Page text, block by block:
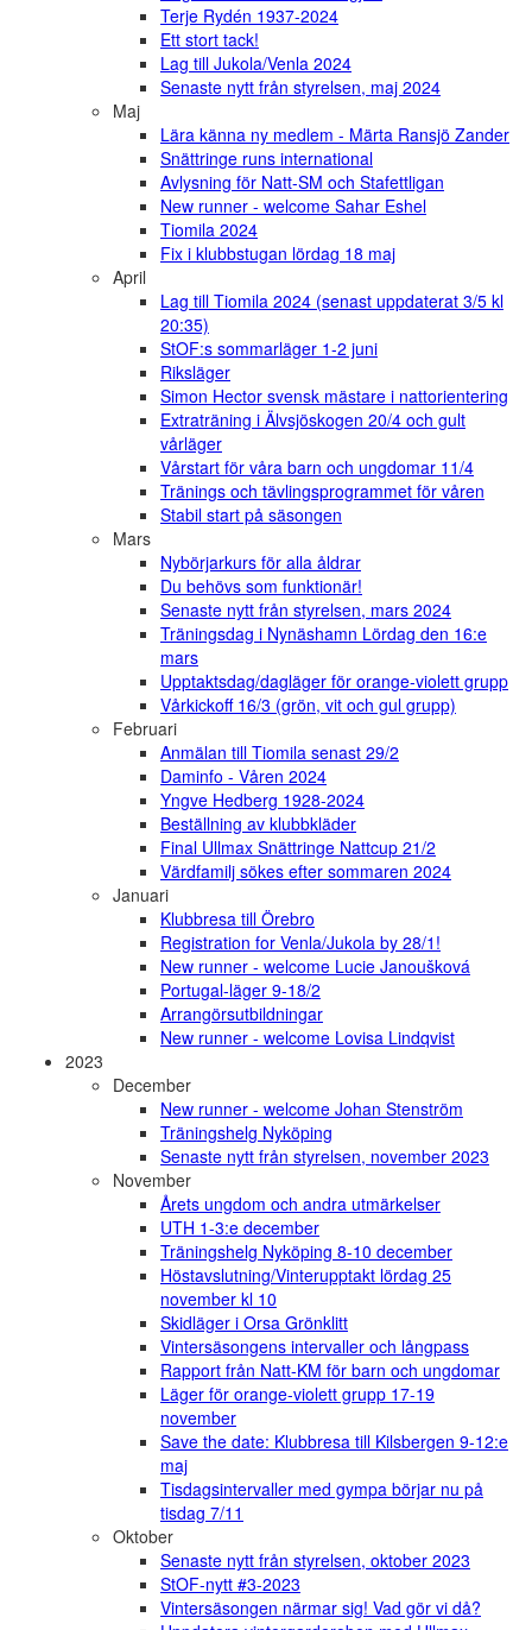
Terje Rydén 1937-2024
Ett stort tack!
Lag till Jukola/Venla 2024
Senaste nytt från styrelsen, maj 2024
Maj
Lära känna ny medlem - Märta Ransjö Zander
Snättringe runs international
Avlysning för Natt-SM och Stafettligan
New runner - welcome Sahar Eshel
Tiomila 2024
Fix i klubbstugan lördag 18 maj
April
Lag till Tiomila 2024 (senast uppdaterat 3/5 kl
20:35)
StOF:s sommarläger 1-2 juni
Riksläger
Simon Hector svensk mästare i nattorientering
Extraträning i Älvsjöskogen 20/4 och gult
vårläger
Vårstart för våra barn och ungdomar 11/4
Tränings och tävlingsprogrammet för våren
Stabil start på säsongen
Mars
Nybörjarkurs för alla åldrar
Du behövs som funktionär!
Senaste nytt från styrelsen, mars 2024
Träningsdag i Nynäshamn Lördag den 16:e
mars
Upptaktsdag/dagläger för orange-violett grupp
Vårkickoff 16/3 (grön, vit och gul grupp)
Februari
Anmälan till Tiomila senast 29/2
Daminfo - Våren 2024
Yngve Hedberg 1928-2024
Beställning av klubbkläder
Final Ullmax Snättringe Nattcup 21/2
Värdfamilj sökes efter sommaren 2024
Januari
Klubbresa till Örebro
Registration for Venla/Jukola by 28/1!
New runner - welcome Lucie Janoušková
Portugal-läger 9-18/2
Arrangörsutbildningar
New runner - welcome Lovisa Lindqvist
2023
December
New runner - welcome Johan Stenström
Träningshelg Nyköping
Senaste nytt från styrelsen, november 2023
November
Årets ungdom och andra utmärkelser
UTH 1-3:e december
Träningshelg Nyköping 8-10 december
Höstavslutning/Vinterupptakt lördag 25
november kl 10
Skidläger i Orsa Grönklitt
Vintersäsongens intervaller och långpass
Rapport från Natt-KM för barn och ungdomar
Läger för orange-violett grupp 17-19
november
Save the date: Klubbresa till Kilsbergen 9-12:e
maj
Tisdagsintervaller med gympa börjar nu på
tisdag 7/11
Oktober
Senaste nytt från styrelsen, oktober 2023
StOF-nytt #3-2023
Vintersäsongen närmar sig! Vad gör vi då?